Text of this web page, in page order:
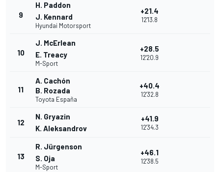
9
H. Paddon
J. Kennard
Hyundai Motorsport
+21.4
12'13.8
10
J. McErlean
E. Treacy
M-Sport
+28.5
12'20.9
11
A. Cachón
B. Rozada
Toyota España
+40.4
12'32.8
12
N. Gryazin
K. Aleksandrov
+41.9
12'34.3
13
R. Jürgenson
S. Oja
M-Sport
+46.1
12'38.5